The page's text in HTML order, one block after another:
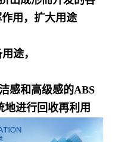
用，扩大用途
途，
感和高级感的ABS
进行回收再利用